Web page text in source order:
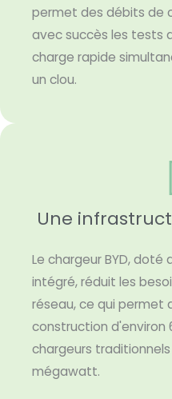
permet des débits de
avec succès les tests
charge rapide
un clou.
Une
Le chargeur BYD,
intégré, réduit les
réseau, ce qui permet
construction d'environ
chargeurs
mégawatt.